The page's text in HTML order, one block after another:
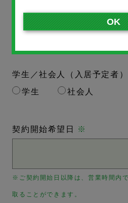
入居者さまとの続柄※
学生／社会人（入居予定者）
学生
社会人
契約開始希望日 ※
※ご契約開始日以降は、営業時間内
取ることができます。
OK